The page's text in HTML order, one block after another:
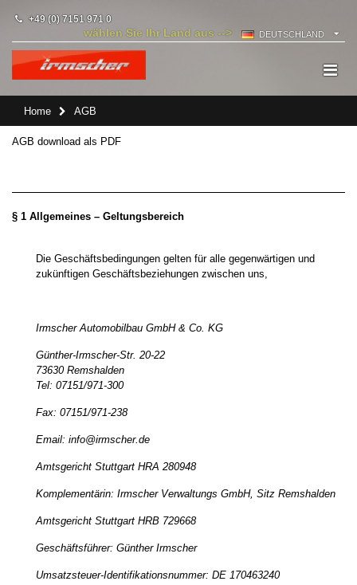
+49 (0) 7151 971 0
wählen Sie Ihr Land aus --> DEUTSCHLAND
Home AGB
AGB download als PDF
§ 1 Allgemeines – Geltungsbereich
Die Geschäftsbedingungen gelten für alle gegenwärtigen und
zukünftigen Geschäftsbeziehungen zwischen uns,
Irmscher Automobilbau GmbH & Co. KG
Günther-Irmscher-Str. 20-22
73630 Remshalden
Tel: 07151/971-300
Fax: 07151/971-238
Email: info@irmscher.de
Amtsgericht Stuttgart HRA 280948
Komplementärin: Irmscher Verwaltungs GmbH, Sitz Remshalden
Amtsgericht Stuttgart HRB 729668
Geschäftsführer: Günther Irmscher
Umsatzsteuer-Identifikationsnummer: DE 170463240